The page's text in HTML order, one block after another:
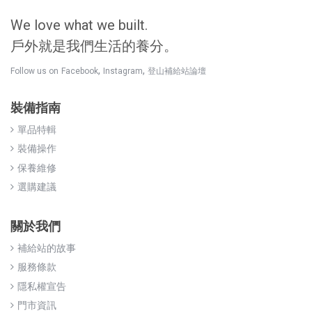
We love what we built.
戶外就是我們生活的養分。
Follow us on Facebook, Instagram, 登山補給站論壇
裝備指南
單品特輯
裝備操作
保養維修
選購建議
關於我們
補給站的故事
服務條款
隱私權宣告
門市資訊